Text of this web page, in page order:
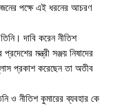
পক্ষে এই ধরনের আচরণ
দাবি করেন নীতিশ
মন্ত্রী সঞ্জয় নিষাদের
প্রকাশ করেছেন তা অতীব
ও নীতিশ কুমারের ব্যবহার কে